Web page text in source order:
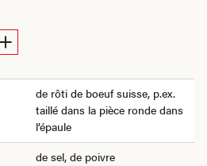
de rôti de boeuf suisse, p.ex.
taillé dans la pièce ronde dans
l’épaule
de sel, de poivre